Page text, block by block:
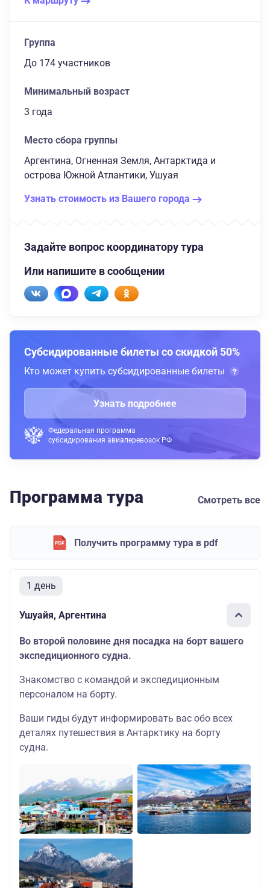
Группа
до 174 участников
Минимальный возраст
3 года
Место сбора группы
Аргентина, Огненная Земля, Антарктида и
острова Южной Атлантики, Ушуая
Узнать стоимость из Вашего города
Задайте вопрос координатору тура
Или напишите в сообщении
Субсидированные билеты со скидкой 50%
Кто может купить субсидированные билеты
Узнать подробнее
Федеральная программа
субсидирования авиаперевозок РФ
Программа тура Смотреть все
Получить программу тура в pdf
1 день
Ушуайя, Аргентина
Во второй половине дня посадка на борт вашего
экспедиционного судна.
Знакомство с командой и экспедиционным
персоналом на борту.
Ваши гиды будут информировать вас обо всех
деталях путешествия в Антарктику на борту
судна.